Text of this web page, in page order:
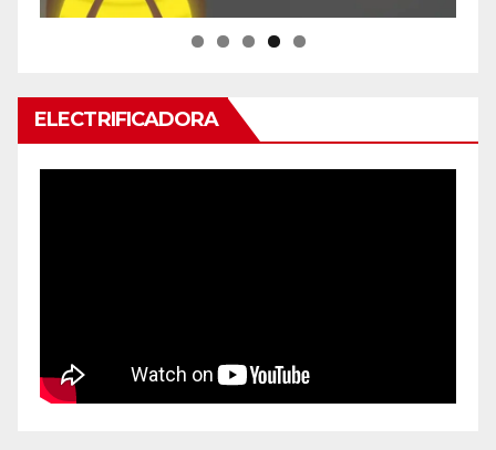
ELECTRIFICADORA